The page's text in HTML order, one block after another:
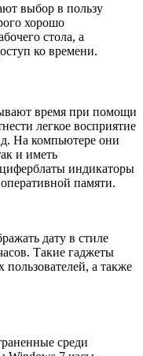
выбор в пользу
хорошо
стола, а
ко времени.
время при помощи
легкое восприятие
На компьютере они
и иметь
индикаторы
памяти.
дату в стиле
Такие гаджеты
а также
среди